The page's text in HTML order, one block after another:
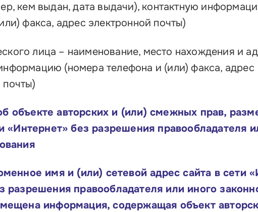
кем выдан, дата выдачи), контактную
факса, адрес электронной почты)
лица – наименование, место нахождения и
(номера телефона и (или) факса, адрес
почты)
объекте авторских и (или) смежных прав,
«Интернет» без разрешения правообладателя
имя и (или) сетевой адрес сайта в сети
разрешения правообладателя или иного
информация, содержащая объект